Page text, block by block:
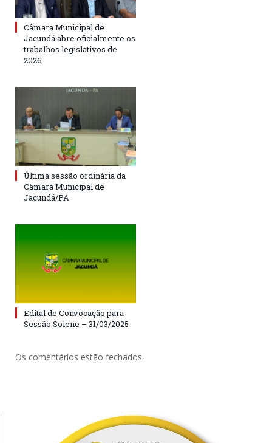
Câmara Municipal de
Jacundá abre oficialmente os
trabalhos legislativos de
2026
Última sessão ordinária da
Câmara Municipal de
Jacundá/PA
Edital de Convocação para
Sessão Solene – 31/03/2025
Os comentários estão fechados.